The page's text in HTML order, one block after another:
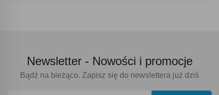
Newsletter - Nowości i promocje
Bądź na bieżąco. Zapisz się do newslettera już dziś